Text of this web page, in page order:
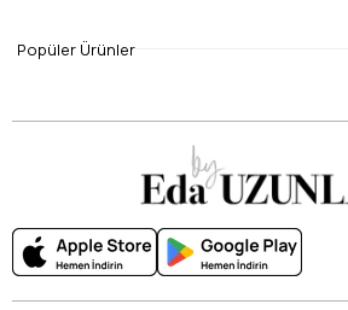
Tek Fiyat 450 TL
Popüler Ürünler